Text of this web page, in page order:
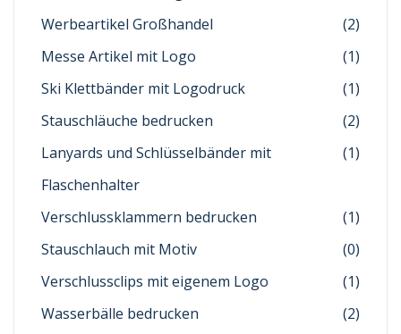
Werbeartikel Großhandel
(2)
Messe Artikel mit Logo
(1)
Ski Klettbänder mit Logodruck
(1)
Stauschläuche bedrucken
(2)
Lanyards und Schlüsselbänder mit
Flaschenhalter
(1)
Verschlussklammern bedrucken
(1)
Stauschlauch mit Motiv
(0)
Verschlussclips mit eigenem Logo
(1)
Wasserbälle bedrucken
(2)